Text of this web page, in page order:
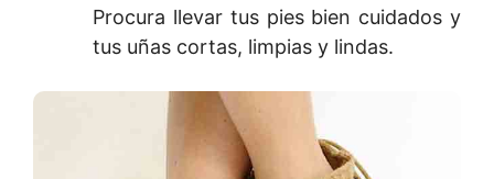
Procura llevar tus pies bien cuidados y
tus uñas cortas, limpias y lindas.